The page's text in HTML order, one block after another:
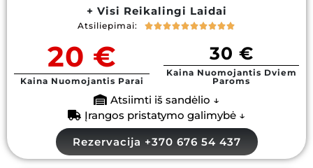
+ Visi Reikalingi Laidai
Atsiliepimai: 
20 €
Kaina Nuomojantis Parai
30 €
Kaina Nuomojantis Dviem
Paroms
Atsiimti iš sandėlio ↓
Įrangos pristatymo galimybė ↓
Rezervacija +370 676 54 437